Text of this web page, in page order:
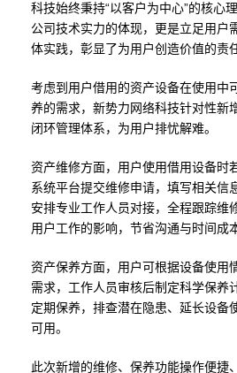
科技始终秉持“以客户为中心”的核心
公司技术实力的体现，更是立足用户
体实践，彰显了为用户创造价值的责
考虑到用户借用的资产设备在使用中
养的需求，新势力网络科技针对性新
闭环管理体系，为用户排忧解难。
资产维修方面，用户使用借用设备时
系统平台提交维修申请，填写相关信
安排专业工作人员对接，全程跟踪维
用户工作的影响，节省沟通与时间成
资产保养方面，用户可根据设备使用
需求，工作人员审核后制定科学保养
定期保养，排查潜在隐患、延长设备
可用。
此次新增的维修、保养功能操作便捷